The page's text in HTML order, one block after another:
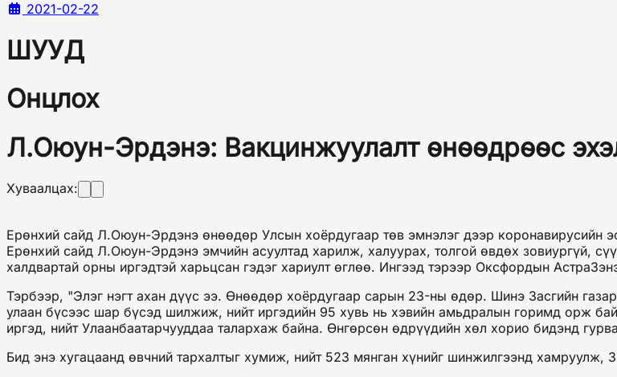
2021-02-22
ШУУД
Онцлох
Л.Оюун-Эрдэнэ: Вакцинжуулалт өнөөдрөөс
Хуваалцах:
Ерөнхий сайд Л.Оюун-Эрдэнэ өнөөдөр Улсын хоёрдугаар төв эмнэлэг дээр коронавирусийн
Ерөнхий сайд Л.Оюун-Эрдэнэ эмчийн асуултад харилж, халуурах, толгой өвдөх зовиургүй,
халдвартай орны иргэдтэй харьцсан гэдэг хариулт өглөө. Ингээд тэрээр Оксфордын
Тэрбээр, "Элэг нэгт ахан дүүс ээ. Өнөөдөр хоёрдугаар сарын 23-ны өдөр. Шинэ Засгийн
улаан бүсээс шар бүсэд шилжиж, нийт иргэдийн 95 хувь нь хэвийн амьдралын горимд орж
иргэд, нийт Улаанбаатарчууддаа талархаж байна. Өнгөрсөн өдрүүдийн хөл хорио бидэнд
Бид энэ хугацаанд өвчний тархалтыг хумиж, нийт 523 мянган хүнийг шинжилгээнд хамруулж,